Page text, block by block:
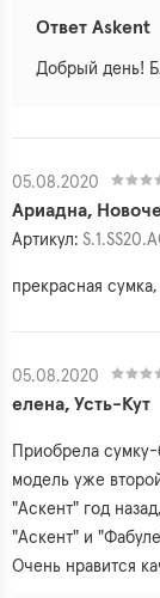
Ответ Askent
Добрый день!
05.08.2020
Ариадна,
Артикул:
прекрасная
05.08.2020
елена, Усть-Кут
Приобрела
модель уже
"Аскент" год
"Аскент" и
Очень нравится